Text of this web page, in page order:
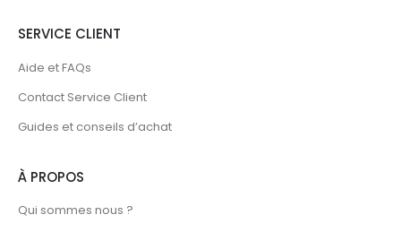
SERVICE CLIENT
Aide et FAQs
Contact Service Client
Guides et conseils d’achat
À PROPOS
Qui sommes nous ?